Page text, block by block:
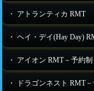
・ アトランティカ RMT
・ ヘイ・デイ(Hay Day)
・ アイオン RMT－予約制
・ ドラゴンネスト RMT－